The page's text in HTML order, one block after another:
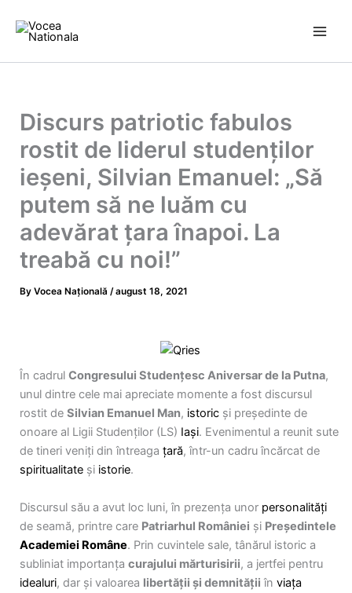
content
Discurs patriotic fabulos
rostit de liderul studenţilor
ieșeni, Silvian Emanuel: „Să
putem să ne luăm cu
adevărat țara înapoi. La
treabă cu noi!”
By Vocea Națională /august 18, 2021
În cadrul Congresului Studențesc Aniversar de la Putna,
unul dintre cele mai apreciate momente a fost discursul
rostit de Silvian Emanuel Man, istoric și președinte de
onoare al Ligii Studenților (LS) Iași. Evenimentul a reunit sute
de tineri veniți din întreaga țară, într-un cadru încărcat de
spiritualitate și istorie.
Discursul său a avut loc luni, în prezența unor personalități
de seamă, printre care Patriarhul României și Președintele
Academiei Române. Prin cuvintele sale, tânărul istoric a
subliniat importanța curajului mărturisirii, a jertfei pentru
idealuri, dar și valoarea libertății și demnității în viața